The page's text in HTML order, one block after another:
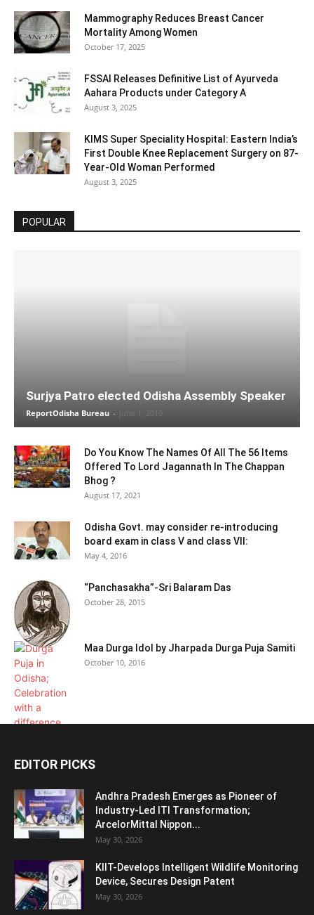
Mammography Reduces Breast Cancer
Mortality Among Women
October 17, 2025
FSSAI Releases Definitive List of Ayurveda
Aahara Products under Category A
August 3, 2025
KIMS Super Speciality Hospital: Eastern India’s
First Double Knee Replacement Surgery on 87-
Year-Old Woman Performed
August 3, 2025
POPULAR
Surjya Patro elected Odisha Assembly Speaker
ReportOdisha Bureau - June 1, 2019
Do You Know The Names Of All The 56 Items
Offered To Lord Jagannath In The Chappan
Bhog ?
August 17, 2021
Odisha Govt. may consider re-introducing
board exam in class V and class VII:
May 4, 2016
“Panchasakha”-Sri Balaram Das
October 28, 2015
Maa Durga Idol by Jharpada Durga Puja Samiti
October 10, 2016
EDITOR PICKS
Andhra Pradesh Emerges as Pioneer of
Industry-Led ITI Transformation;
ArcelorMittal Nippon...
May 30, 2026
KIIT-Develops Intelligent Wildlife Monitoring
Device, Secures Design Patent
May 30, 2026